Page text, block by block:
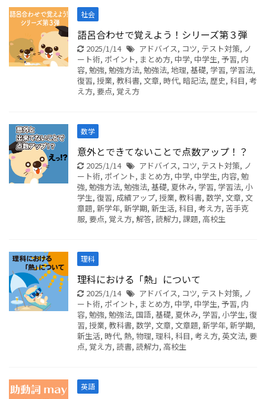
社会
語呂合わせで覚えよう！シリーズ第３弾
2025/1/14 アドバイス, コツ, テスト対策, ノ
ート術, ポイント, まとめ方, 中学, 中学生, 予習, 内
容, 勉強, 勉強方法, 勉強法, 地理, 基礎, 学習, 学習法,
復習, 授業, 教科書, 文章, 時代, 暗記法, 歴史, 科目, 考
え方, 要点, 覚え方
数学
意外とできてないことで点数アップ！？
2025/1/14 アドバイス, コツ, テスト対策, ノ
ート術, ポイント, まとめ方, 中学, 中学生, 内容, 勉
強, 勉強方法, 勉強法, 基礎, 夏休み, 学習, 学習法, 小
学生, 復習, 成績アップ, 授業, 教科書, 数学, 文章, 文
章題, 新学年, 新学期, 新生活, 科目, 考え方, 苦手克
服, 要点, 覚え方, 解答, 読解力, 課題, 高校生
理科
理科における「熱」について
2025/1/14 アドバイス, コツ, テスト対策, ノ
ート術, ポイント, まとめ方, 中学, 中学生, 予習, 内
容, 勉強, 勉強法, 国語, 基礎, 夏休み, 学習, 小学生, 復
習, 授業, 教科書, 数学, 文章, 文章題, 新学年, 新学期,
新生活, 時代, 熱, 物理, 理科, 科目, 考え方, 英文法, 要
点, 覚え方, 読書, 読解力, 高校生
英語